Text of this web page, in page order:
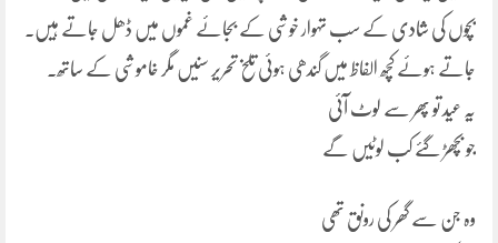
بچوں کی شادی کے سب تہوار خوشی کے بجائے غموں میں ڈھل جاتے ہیں۔
جاتے ہوئے کچھ الفاظ میں گندھی ہوئی تلخ تحریر سنیں مگر خاموشی کے ساتھ۔
یہ عید تو پھر سے لوٹ آئی
جو بچھڑ گئے کب لوٹیں گے
وہ جن سے گھر کی رونق تھی